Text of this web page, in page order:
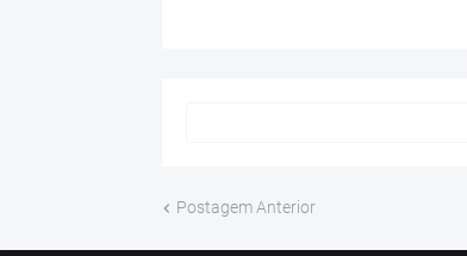
Postagem Anterior